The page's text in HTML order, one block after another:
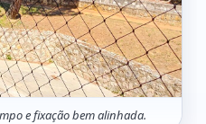
e fixação bem alinhada.